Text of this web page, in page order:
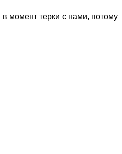
момент терки с нами, потому